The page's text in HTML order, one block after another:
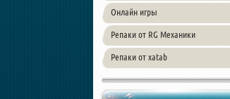
Онлайн игры
Репаки от RG Механики
Репаки от xatab